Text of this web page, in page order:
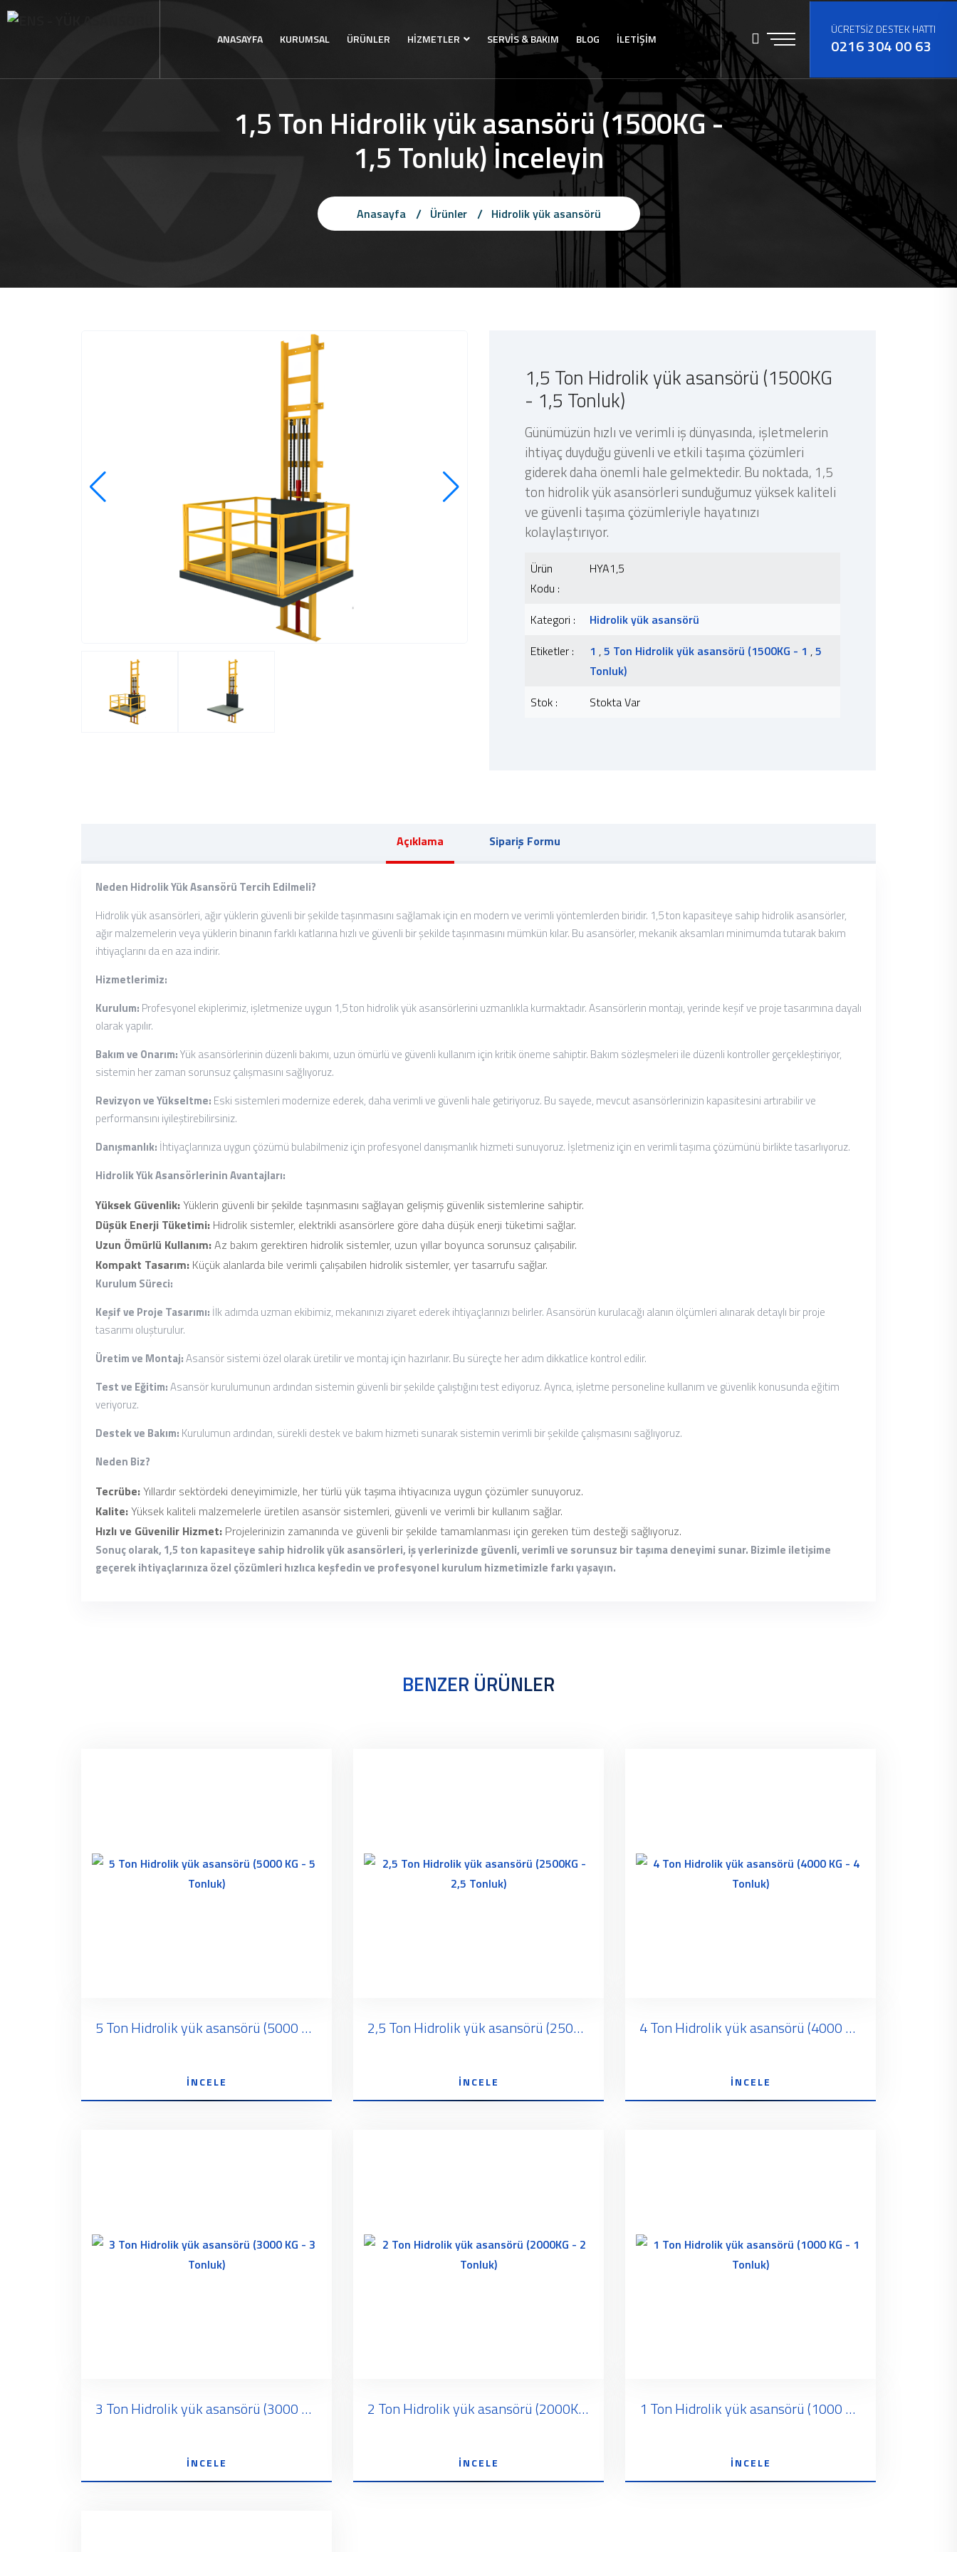
ANASAYFA KURUMSAL ÜRÜNLER HİZMETLER SERVİS & BAKIM BLOG İLETİŞİM
ÜCRETSİZ DESTEK HATTI
0216 304 00 63
1,5 Ton Hidrolik yük asansörü (1500KG -
1,5 Tonluk) İnceleyin
Anasayfa Ürünler Hidrolik yük asansörü
1,5 Ton Hidrolik yük asansörü (1500KG
- 1,5 Tonluk)
Günümüzün hızlı ve verimli iş dünyasında, işletmelerin
ihtiyaç duyduğu güvenli ve etkili taşıma çözümleri
giderek daha önemli hale gelmektedir. Bu noktada, 1,5
ton hidrolik yük asansörleri sunduğumuz yüksek kaliteli
ve güvenli taşıma çözümleriyle hayatınızı
kolaylaştırıyor.
Ürün
Kodu :
HYA1,5
Kategori :
Hidrolik yük asansörü
Etiketler :
1 ,5 Ton Hidrolik yük asansörü (1500KG - 1 ,5
Tonluk)
Stok :
Stokta Var
Açıklama Sipariş Formu
Neden Hidrolik Yük Asansörü Tercih Edilmeli?
Hidrolik yük asansörleri, ağır yüklerin güvenli bir şekilde taşınmasını sağlamak için en modern ve verimli yöntemlerden biridir. 1,5 ton kapasiteye sahip hidrolik asansörler,
ağır malzemelerin veya yüklerin binanın farklı katlarına hızlı ve güvenli bir şekilde taşınmasını mümkün kılar. Bu asansörler, mekanik aksamları minimumda tutarak bakım
ihtiyaçlarını da en aza indirir.
Hizmetlerimiz:
Kurulum: Profesyonel ekiplerimiz, işletmenize uygun 1,5 ton hidrolik yük asansörlerini uzmanlıkla kurmaktadır. Asansörlerin montajı, yerinde keşif ve proje tasarımına dayalı
olarak yapılır.
Bakım ve Onarım:Yük asansörlerinin düzenli bakımı, uzun ömürlü ve güvenli kullanım için kritik öneme sahiptir. Bakım sözleşmeleri ile düzenli kontroller gerçekleştiriyor,
sistemin her zaman sorunsuz çalışmasını sağlıyoruz.
Revizyon ve Yükseltme: Eski sistemleri modernize ederek, daha verimli ve güvenli hale getiriyoruz. Bu sayede, mevcut asansörlerinizin kapasitesini artırabilir ve
performansını iyileştirebilirsiniz.
Danışmanlık: İhtiyaçlarınıza uygun çözümü bulabilmeniz için profesyonel danışmanlık hizmeti sunuyoruz. İşletmeniz için en verimli taşıma çözümünü birlikte tasarlıyoruz.
Hidrolik Yük Asansörlerinin Avantajları:
Yüksek Güvenlik:Yüklerin güvenli bir şekilde taşınmasını sağlayan gelişmiş güvenlik sistemlerine sahiptir.
Düşük Enerji Tüketimi: Hidrolik sistemler, elektrikli asansörlere göre daha düşük enerji tüketimi sağlar.
Uzun Ömürlü Kullanım:Az bakım gerektiren hidrolik sistemler, uzun yıllar boyunca sorunsuz çalışabilir.
Kompakt Tasarım: Küçük alanlarda bile verimli çalışabilen hidrolik sistemler, yer tasarrufu sağlar.
Kurulum Süreci:
Keşif ve Proje Tasarımı: İlk adımda uzman ekibimiz, mekanınızı ziyaret ederek ihtiyaçlarınızı belirler. Asansörün kurulacağı alanın ölçümleri alınarak detaylı bir proje
tasarımı oluşturulur.
Üretim ve Montaj:Asansör sistemi özel olarak üretilir ve montaj için hazırlanır. Bu süreçte her adım dikkatlice kontrol edilir.
Test ve Eğitim:Asansör kurulumunun ardından sistemin güvenli bir şekilde çalıştığını test ediyoruz. Ayrıca, işletme personeline kullanım ve güvenlik konusunda eğitim
veriyoruz.
Destek ve Bakım: Kurulumun ardından, sürekli destek ve bakım hizmeti sunarak sistemin verimli bir şekilde çalışmasını sağlıyoruz.
Neden Biz?
Tecrübe:Yıllardır sektördeki deneyimimizle, her türlü yük taşıma ihtiyacınıza uygun çözümler sunuyoruz.
Kalite:Yüksek kaliteli malzemelerle üretilen asansör sistemleri, güvenli ve verimli bir kullanım sağlar.
Hızlı ve Güvenilir Hizmet: Projelerinizin zamanında ve güvenli bir şekilde tamamlanması için gereken tüm desteği sağlıyoruz.
Sonuç olarak, 1,5 ton kapasiteye sahip hidrolik yük asansörleri, iş yerlerinizde güvenli, verimli ve sorunsuz bir taşıma deneyimi sunar. Bizimle iletişime
geçerek ihtiyaçlarınıza özel çözümleri hızlıca keşfedin ve profesyonel kurulum hizmetimizle farkı yaşayın.
BENZER ÜRÜNLER
5 Ton Hidrolik yük asansörü (5000 KG - 5 Tonluk)
İNCELE
2,5 Ton Hidrolik yük asansörü (2500KG - 2,5 Tonluk)
İNCELE
4 Ton Hidrolik yük asansörü (4000 KG - 4 Tonluk)
İNCELE
3 Ton Hidrolik yük asansörü (3000 KG - 3 Tonluk)
İNCELE
2 Ton Hidrolik yük asansörü (2000KG - 2 Tonluk)
İNCELE
1 Ton Hidrolik yük asansörü (1000 KG - 1 Tonluk)
İNCELE